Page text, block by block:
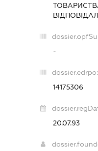
-
dossier.edrpo:
14175306
20.07.93